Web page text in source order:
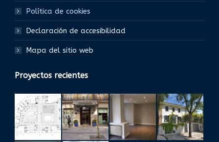
Política de cookies
Declaración de accesibilidad
Mapa del sitio web
Proyectos recientes